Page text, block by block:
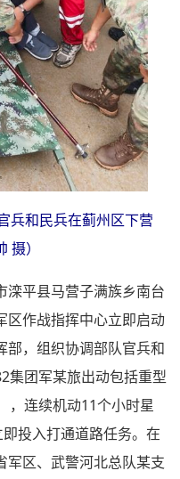
兵和民兵在蓟州区下营
）
滦平县马营子满族乡南台
区作战指挥中心立即启动
部，组织协调部队官兵和
集团军某旅出动包括重型
，连续机动11个小时星
投入打通道路任务。在
军区、武警河北总队某支